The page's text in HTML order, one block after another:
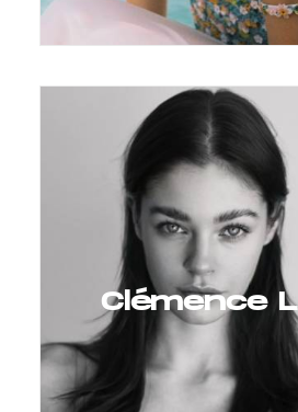
Clémence L